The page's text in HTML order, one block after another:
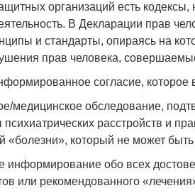
организаций есть
В Декларации прав
и стандарты, опираясь на
прав человека,
согласие, которое
медицинское обследование,
психиатрических расстройств и
«болезни», который не может
информирование обо всех
или рекомендованного